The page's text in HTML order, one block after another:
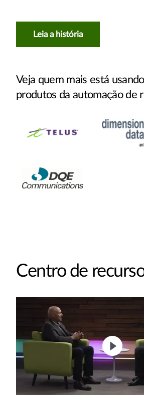
Leia a história
Veja quem mais está
produtos da automação de
Centro de